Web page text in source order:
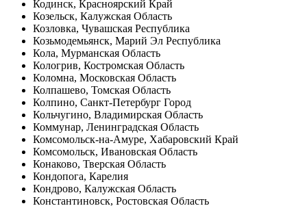
Кодинск, Красноярский Край
Козельск, Калужская Область
Козловка, Чувашская Республика
Козьмодемьянск, Марий Эл Республика
Кола, Мурманская Область
Кологрив, Костромская Область
Коломна, Московская Область
Колпашево, Томская Область
Колпино, Санкт-Петербург Город
Кольчугино, Владимирская Область
Коммунар, Ленинградская Область
Комсомольск-на-Амуре, Хабаровский Край
Комсомольск, Ивановская Область
Конаково, Тверская Область
Кондопога, Карелия
Кондрово, Калужская Область
Константиновск, Ростовская Область